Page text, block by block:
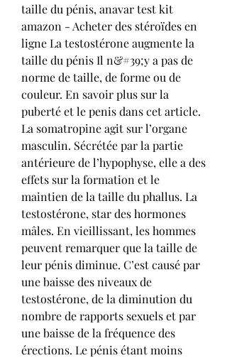
taille du pénis, anavar test kit
amazon - Acheter des stéroïdes en
ligne La testostérone augmente la
taille du pénis Il n&#39;y a pas de
norme de taille, de forme ou de
couleur. En savoir plus sur la
puberté et le penis dans cet article.
La somatropine agit sur l’organe
masculin. Sécrétée par la partie
antérieure de l’hypophyse, elle a des
effets sur la formation et le
maintien de la taille du phallus. La
testostérone, star des hormones
mâles. En vieillissant, les hommes
peuvent remarquer que la taille de
leur pénis diminue. C’est causé par
une baisse des niveaux de
testostérone, de la diminution du
nombre de rapports sexuels et par
une baisse de la fréquence des
érections. Le pénis étant moins